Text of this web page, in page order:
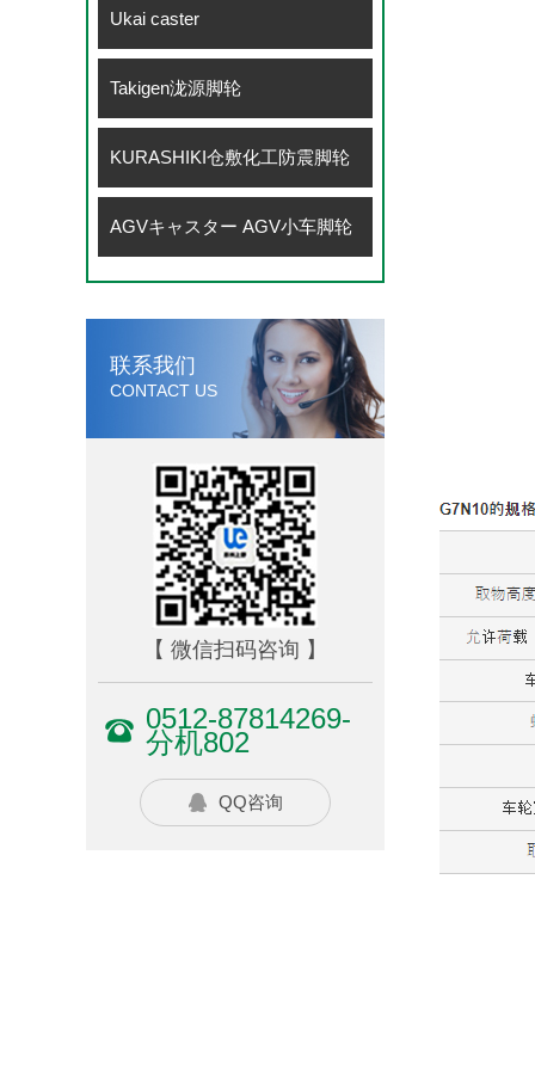
Ukai caster
Takigen泷源脚轮
KURASHIKI仓敷化工防震脚轮
AGVキャスター AGV小车脚轮
联系我们
CONTACT US
【 微信扫码咨询 】
0512-87814269-
分机802
QQ咨询